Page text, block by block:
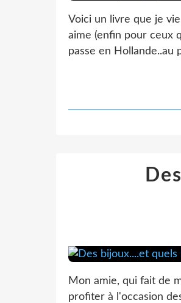
Voici un livre que je
aime (enfin pour ceux
passe en Hollande..au
Mon amie, qui fait de
profiter à l'occasion